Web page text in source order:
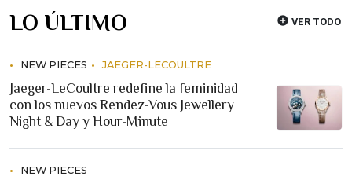
LO ÚLTIMO VER TODO
NEW PIECES JAEGER-LECOULTRE
Jaeger-LeCoultre redefine la feminidad
con los nuevos Rendez-Vous Jewellery
Night & Day y Hour-Minute
NEW PIECES